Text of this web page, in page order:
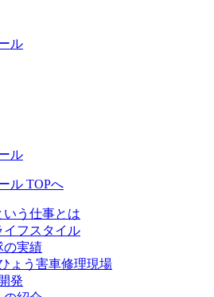
ル
ル
ル TOPへ
う仕事とは
イフスタイル
の実績
ょう害車修理現場
発